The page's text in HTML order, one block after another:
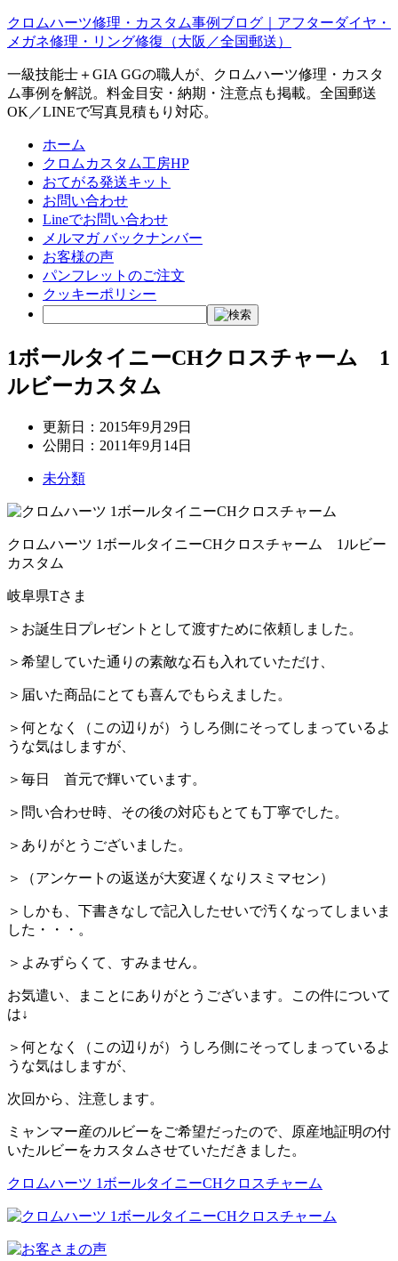
クロムハーツ修理・カスタム事例ブログ｜アフターダイヤ・
メガネ修理・リング修復（大阪／全国郵送）
一級技能士＋GIA GGの職人が、クロムハーツ修理・カスタ
ム事例を解説。料金目安・納期・注意点も掲載。全国郵送
OK／LINEで写真見積もり対応。
ホーム
クロムカスタム工房HP
おてがる発送キット
お問い合わせ
Lineでお問い合わせ
メルマガ バックナンバー
お客様の声
パンフレットのご注文
クッキーポリシー
1ボールタイニーCHクロスチャーム 1
ルビーカスタム
更新日： 2015年9月29日
公開日： 2011年9月14日
未分類
クロムハーツ 1ボールタイニーCHクロスチャーム 1ルビー
カスタム
岐阜県Tさま
＞お誕生日プレゼントとして渡すために依頼しました。
＞希望していた通りの素敵な石も入れていただけ、
＞届いた商品にとても喜んでもらえました。
＞何となく（この辺りが）うしろ側にそってしまっているよ
うな気はしますが、
＞毎日 首元で輝いています。
＞問い合わせ時、その後の対応もとても丁寧でした。
＞ありがとうございました。
＞（アンケートの返送が大変遅くなりスミマセン）
＞しかも、下書きなしで記入したせいで汚くなってしまいま
した・・・。
＞よみずらくて、すみません。
お気遣い、まことにありがとうございます。この件について
は↓
＞何となく（この辺りが）うしろ側にそってしまっているよ
うな気はしますが、
次回から、注意します。
ミャンマー産のルビーをご希望だったので、原産地証明の付
いたルビーをカスタムさせていただきました。
クロムハーツ 1ボールタイニーCHクロスチャーム